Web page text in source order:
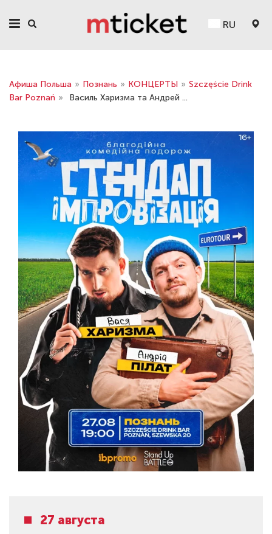
RU
Афиша Польша » Познань » КОНЦЕРТЫ » Szczęście Drink
Bar Poznań » Василь Харизма та Андрeй ...
27 августа